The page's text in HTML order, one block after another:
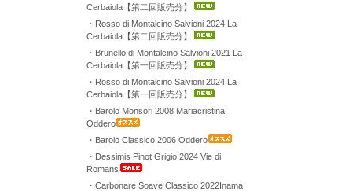
Cerbaiola【第二回販売分】
・Rosso di Montalcino Salvioni 2024 La
Cerbaiola【第二回販売分】
・Brunello di Montalcino Salvioni 2021 La
Cerbaiola【第一回販売分】
・Rosso di Montalcino Salvioni 2024 La
Cerbaiola【第一回販売分】
・Barolo Monsori 2008 Mariacristina
Oddero
・Barolo Classico 2006 Oddero
・Dessimis Pinot Grigio 2024 Vie di
Romans
・Carbonare Soave Classico 2022Inama